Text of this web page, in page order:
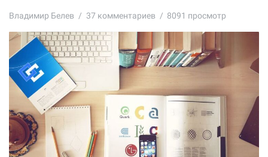
Владимир Белев 37 комментариев 8091 просмотр